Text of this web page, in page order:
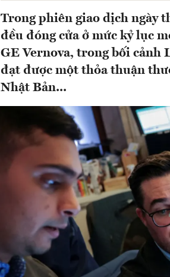
Trong phiên giao dịch ngày
đều đóng cửa ở mức kỷ lục
GE Vernova, trong bối cảnh
đạt được một thỏa thuận
Nhật Bản...